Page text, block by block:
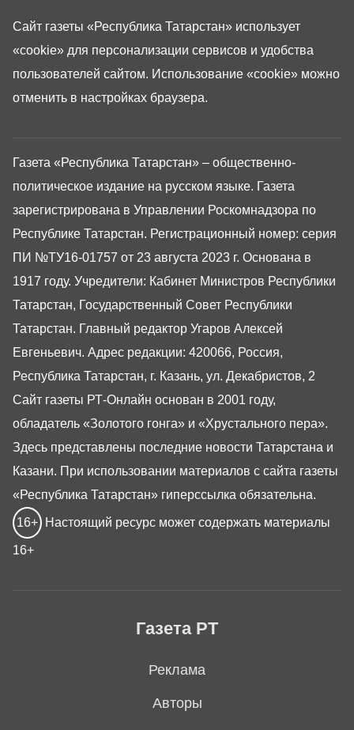
Газета РТ
Реклама
Авторы
Газета «Республика Татарстан» – общественно-
политическое издание на русском языке. Газета
зарегистрирована в Управлении Роскомнадзора по
Республике Татарстан. Регистрационный номер: серия
ПИ №ТУ16-01757 от 23 августа 2023 г. Основана в
1917 году. Учредители: Кабинет Министров Республики
Татарстан, Государственный Совет Республики
Татарстан. Главный редактор Угаров Алексей
Евгеньевич. Адрес редакции: 420066, Россия,
Республика Татарстан, г. Казань, ул. Декабристов, 2
Сайт газеты РТ-Онлайн основан в 2001 году,
обладатель «Золотого гонга» и «Хрустального пера».
Здесь представлены последние новости Татарстана и
Казани. При использовании материалов с сайта газеты
«Республика Татарстан» гиперссылка обязательна.
16+ Настоящий ресурс может содержать материалы
16+
Сайт газеты «Республика Татарстан» использует
«cookie» для персонализации сервисов и удобства
пользователей сайтом. Использование «cookie» можно
отменить в настройках браузера.